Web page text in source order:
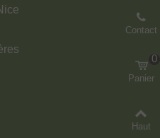
Contact
Panier
0
Haut